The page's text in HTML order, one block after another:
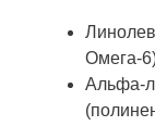
Омега-